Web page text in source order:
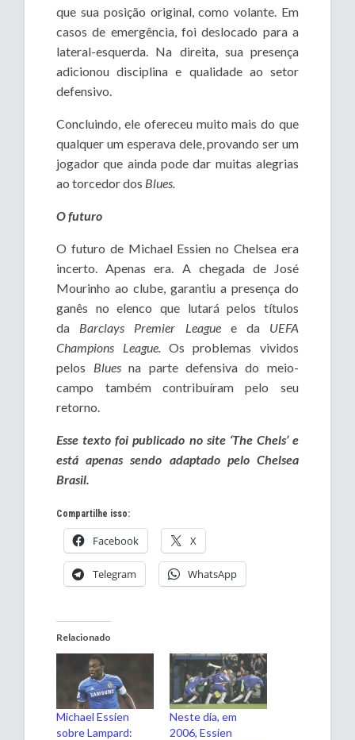
que sua posição original, como volante. Em
casos de emergência, foi deslocado para a
lateral-esquerda. Na direita, sua presença
adicionou disciplina e qualidade ao setor
defensivo.
Concluindo, ele ofereceu muito mais do que
qualquer um esperava dele, provando ser um
jogador que ainda pode dar muitas alegrias
ao torcedor dos Blues.
O futuro
O futuro de Michael Essien no Chelsea era
incerto. Apenas era. A chegada de José
Mourinho ao clube, garantiu a presença do
ganês no elenco que lutará pelos títulos
da Barclays Premier League e da UEFA
Champions League. Os problemas vividos
pelos Bluesna parte defensiva do meio-
campo também contribuíram pelo seu
retorno.
Esse texto foi publicado no site ‘The Chels’ e
está apenas sendo adaptado pelo Chelsea
Brasil.
Compartilhe isso:
Facebook X
Telegram WhatsApp
Relacionado
Michael Essien
sobre Lampard:
Neste dia, em
2006, Essien